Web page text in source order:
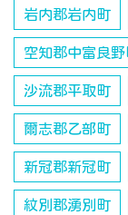
岩内郡岩内町
空知郡中富良野
沙流郡平取町
爾志郡乙部町
新冠郡新冠町
紋別郡湧別町